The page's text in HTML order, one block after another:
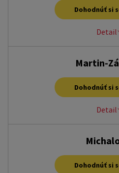
po – ne, 9:00 – 20:00 hod.
Detail
Dohodnúť si
OC Galéria, Námestie Republiky
po – ne, 9:00 – 20:00 hod.
lucenec@homecredit.sk
+421 33 7767 454
Martin-
Detail
Dohodnúť si
Tulip Center Martin, Pltníky 2,
po – ne, 9:00 – 20:00 hod.
martin@homecredit.sk
+421 33 7767 474
Dohodnúť si